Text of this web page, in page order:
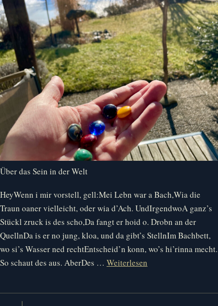
Über das Sein in der Welt
HeyWenn i mir vorstell, gell:Mei Lebn war a Bach,Wia die
Traun oaner vielleicht, oder wia d’Ach. UndIrgendwoA ganz’s
Stückl zruck is des scho,Da fangt er hoid o. Drobn an der
QuellnDa is er no jung, kloa, und da gibt’s StellnIm Bachbett,
wo si’s Wasser ned rechtEntscheid’n konn, wo’s hi’rinna mecht.
So schaut des aus. AberDes … Weiterlesen